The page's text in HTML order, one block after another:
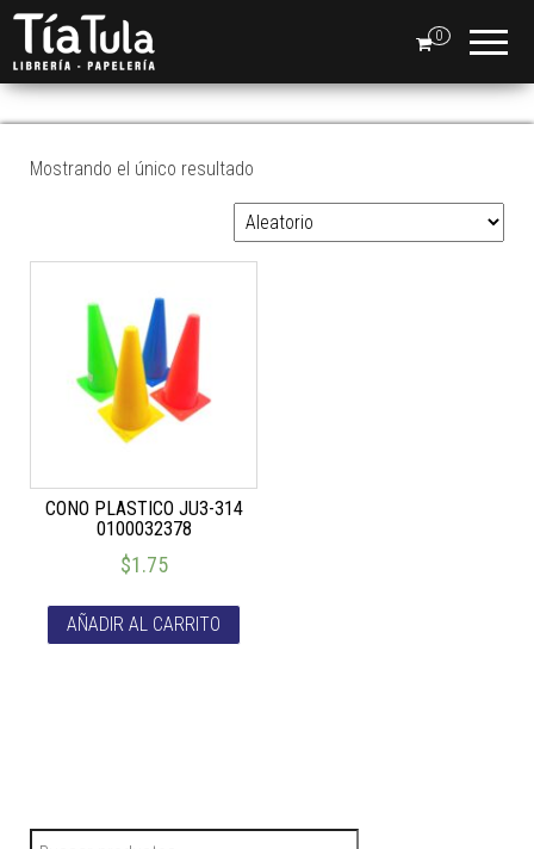
0
CONOS
Mostrando el único resultado
CONO PLASTICO JU3-314
0100032378
$1.75
AÑADIR AL CARRITO
Buscar por: